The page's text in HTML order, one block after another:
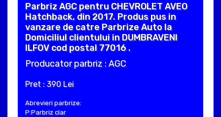
Parbriz AGC pentru CHEVROLET AVEO
Hatchback, din 2017. Produs pus in
vanzare de catre Parbrize Auto la
Domiciliul clientului in DUMBRAVENI
ILFOV cod postal 77016 .
Producator parbriz : AGC
Pret : 390 Lei
Abrevieri parbrize:
P:Parbriz clar